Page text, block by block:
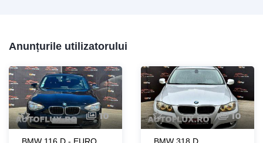
Anunțurile utilizatorului
10 10